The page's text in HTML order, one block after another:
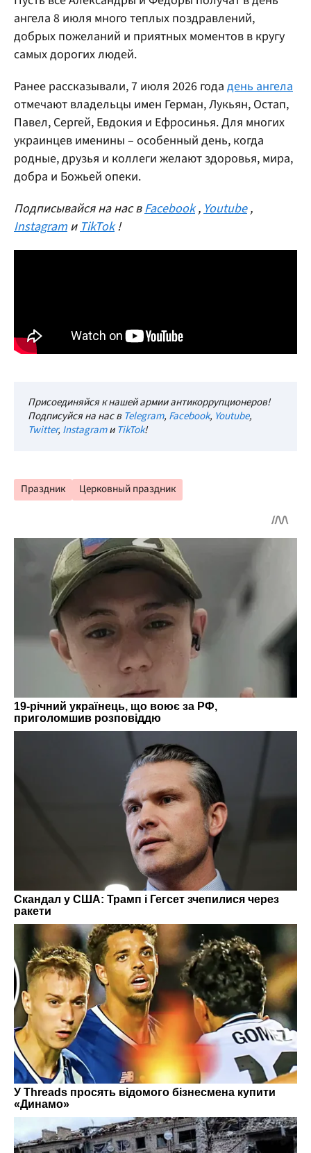
ангела 8 июля много теплых поздравлений,
добрых пожеланий и приятных моментов в кругу
самых дорогих людей.
Ранее рассказывали, 7 июля 2026 года день ангела
отмечают владельцы имен Герман, Лукьян, Остап,
Павел, Сергей, Евдокия и Ефросинья. Для многих
украинцев именины – особенный день, когда
родные, друзья и коллеги желают здоровья, мира,
добра и Божьей опеки.
Подписывайся на нас вFacebook ,Youtube ,
Instagram иTikTok !
Присоединяйся к нашей армии антикоррупционеров!
Подписуйся на нас в Telegram, Facebook, Youtube,
Twitter, InstagramиTikTok!
Праздник Церковный праздник